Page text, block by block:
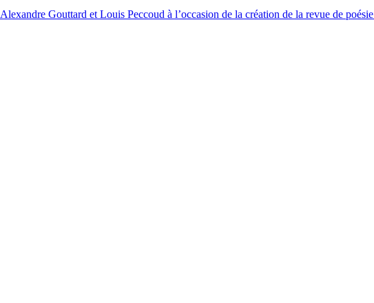
Gouttard et Louis Peccoud à l’occasion de la création de la revue de poésie